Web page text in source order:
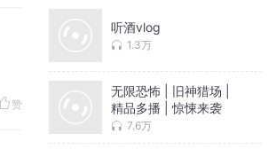
赞
听酒vlog
1.3万
无限恐怖 | 旧神猎场 |
精品多播 | 惊悚来袭
7.6万